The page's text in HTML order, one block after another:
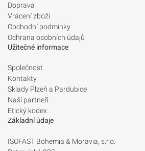
Doprava
Vrácení zboží
Obchodní podmínky
Ochrana osobních údajů
Užitečné informace
Společnost
Kontakty
Sklady Plzeň a Pardubice
Naši partneři
Etický kodex
Základní údaje
ISOFAST Bohemia & Moravia, s.r.o.